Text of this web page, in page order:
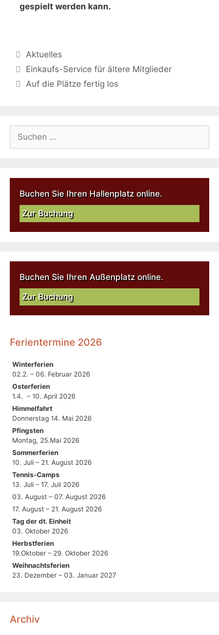
gespielt werden kann.
Aktuelles
Einkaufs-Service für ältere Mitglieder
Auf die Plätze fertig los
Buchen Sie Ihren Hallenplatz online.
Zur Buchung
Buchen Sie Ihren Außenplatz online.
Zur Buchung
Ferientermine 2026
Winterferien
02.2. – 06. Februar 2026
Osterferien
1.4. – 10. April 2026
Himmelfahrt
Donnerstag 14. Mai 2026
Pfingsten
Montag, 25.Mai 2026
Sommerferien
10. Juli – 21. August 2026
Tennis-Camps
13. Juli – 17. Juli 2026
03. August – 07. August 2026
17. August – 21. August 2026
Tag der dt. Einheit
03. Oktober 2026
Herbstferien
19.Oktober – 29. Oktober 2026
Weihnachtsferien
23. Dezember – 03. Januar 2027
Archiv